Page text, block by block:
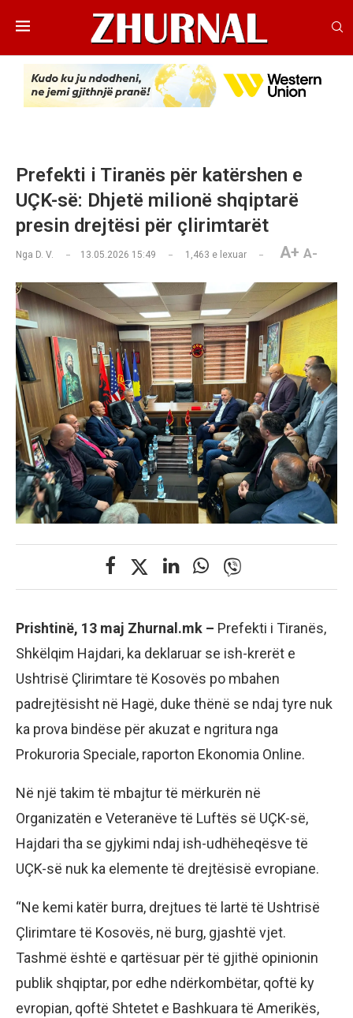
Prefekti i Tiranës për katërshen e
UÇK-së: Dhjetë milionë shqiptarë
presin drejtësi për çlirimtarët
Nga D. V. 13.05.2026 15:49 1,463 e lexuar A+ A-
Prishtinë, 13 maj Zhurnal.mk – Prefekti i Tiranës,
Shkëlqim Hajdari, ka deklaruar se ish-krerët e
Ushtrisë Çlirimtare të Kosovës po mbahen
padrejtësisht në Hagë, duke thënë se ndaj tyre nuk
ka prova bindëse për akuzat e ngritura nga
Prokuroria Speciale, raporton Ekonomia Online.
Në një takim të mbajtur të mërkurën në
Organizatën e Veteranëve të Luftës së UÇK-së,
Hajdari tha se gjykimi ndaj ish-udhëheqësve të
UÇK-së nuk ka elemente të drejtësisë evropiane.
“Ne kemi katër burra, drejtues të lartë të Ushtrisë
Çlirimtare të Kosovës, në burg, gjashtë vjet.
Tashmë është e qartësuar për të gjithë opinionin
publik shqiptar, por edhe ndërkombëtar, qoftë ky
evropian, qoftë Shtetet e Bashkuara të Amerikës,